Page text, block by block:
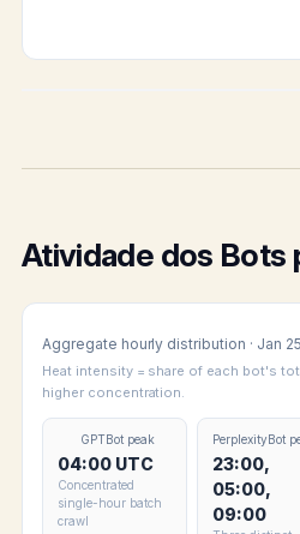
Atividade dos Bots
Aggregate hourly distribution · Jan
Heat intensity = share of each bot's
higher concentration.
GPTBot peak
04:00 UTC
Concentrated
single-hour batch
crawl
PerplexityBot
23:00,
05:00,
09:00